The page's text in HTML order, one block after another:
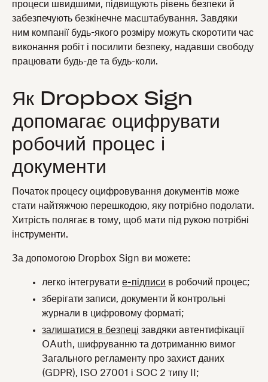
процеси швидшими, підвищують рівень безпеки й
забезпечують безкінечне масштабування. Завдяки
ним компанії будь-якого розміру можуть скоротити час
виконання робіт і посилити безпеку, надавши свободу
працювати будь-де та будь-коли.
Як Dropbox Sign
допомагає оцифрувати
робочий процес і
документи
Початок процесу оцифровування документів може
стати найтяжчою перешкодою, яку потрібно подолати.
Хитрість полягає в тому, щоб мати під рукою потрібні
інструменти.
За допомогою Dropbox Sign ви можете:
легко інтегрувати е-підписи в робочий процес;
зберігати записи, документи й контрольні
журнали в цифровому форматі;
залишатися в безпеці завдяки автентифікації
OAuth, шифруванню та дотриманню вимог
Загального регламенту про захист даних
(GDPR), ISO 27001 і SOC 2 типу II;